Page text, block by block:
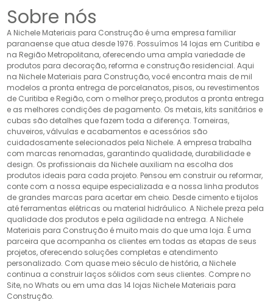
Sobre nós
A Nichele Materiais para Construção é uma empresa familiar
paranaense que atua desde 1976. Possuímos 14 lojas em Curitiba e
na Região Metropolitana, oferecendo uma ampla variedade de
produtos para decoração, reforma e construção residencial. Aqui
na Nichele Materiais para Construção, você encontra mais de mil
modelos a pronta entrega de porcelanatos, pisos, ou revestimentos
de Curitiba e Região, com o melhor preço, produtos a pronta entrega
e as melhores condições de pagamento. Os metais, kits sanitários e
cubas são detalhes que fazem toda a diferença. Torneiras,
chuveiros, válvulas e acabamentos e acessórios são
cuidadosamente selecionados pela Nichele. A empresa trabalha
com marcas renomadas, garantindo qualidade, durabilidade e
design. Os profissionais da Nichele auxiliam na escolha dos
produtos ideais para cada projeto. Pensou em construir ou reformar,
conte com a nossa equipe especializada e a nossa linha produtos
de grandes marcas para acertar em cheio. Desde cimento e tijolos
até ferramentas elétricas ou material hidráulico. A Nichele preza pela
qualidade dos produtos e pela agilidade na entrega. A Nichele
Materiais para Construção é muito mais do que uma loja. É uma
parceira que acompanha os clientes em todas as etapas de seus
projetos, oferecendo soluções completas e atendimento
personalizado. Com quase meio século de história, a Nichele
continua a construir laços sólidos com seus clientes. Compre no
Site, no Whats ou em uma das 14 lojas Nichele Materiais para
Construção.